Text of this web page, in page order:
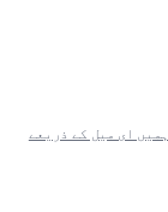
ہمیں ای میل کے ذریعے